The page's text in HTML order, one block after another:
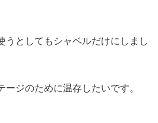
うとしてもシャベルだけにしまし
ージのために温存したいです。